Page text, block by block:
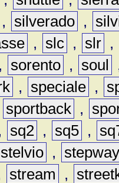
, silverado ,
, slc , slr ,
, sorento , soul
, speciale ,
sportback ,
sq2 , sq5 ,
stelvio ,
stream ,